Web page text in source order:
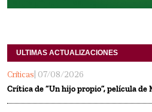
ULTIMAS ACTUALIZACIONES
Críticas | 07/08/2026
Crítica de “Un hijo propio”, película